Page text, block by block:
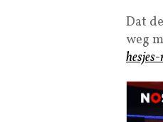
Dat
weg